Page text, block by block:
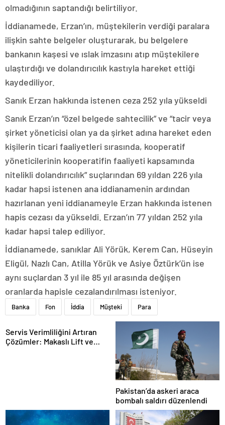
olmadığının saptandığı belirtiliyor.
İddianamede, Erzan’ın, müştekilerin verdiği paralara
ilişkin sahte belgeler oluşturarak, bu belgelere
bankanın kaşesi ve ıslak imzasını atıp müştekilere
ulaştırdığı ve dolandırıcılık kastıyla hareket ettiği
kaydediliyor.
Sanık Erzan hakkında istenen ceza 252 yıla yükseldi
Sanık Erzan’ın “özel belgede sahtecilik” ve “tacir veya
şirket yöneticisi olan ya da şirket adına hareket eden
kişilerin ticari faaliyetleri sırasında, kooperatif
yöneticilerinin kooperatifin faaliyeti kapsamında
nitelikli dolandırıcılık” suçlarından 69 yıldan 226 yıla
kadar hapsi istenen ana iddianamenin ardından
hazırlanan yeni iddianameyle Erzan hakkında istenen
hapis cezası da yükseldi. Erzan’ın 77 yıldan 252 yıla
kadar hapsi talep ediliyor.
İddianamede, sanıklar Ali Yörük, Kerem Can, Hüseyin
Eligül, Nazlı Can, Atilla Yörük ve Asiye Öztürk’ün ise
aynı suçlardan 3 yıl ile 85 yıl arasında değişen
oranlarda hapisle cezalandırılması isteniyor.
Banka Fon İddia Müşteki Para
Servis Verimliliğini Artıran
Çözümler: Makaslı Lift ve
Pakistan’da askeri araca
bombalı saldırı düzenlendi